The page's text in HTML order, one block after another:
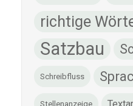
richtige
Satzbau
Schreibfluss
Stellenanzeige